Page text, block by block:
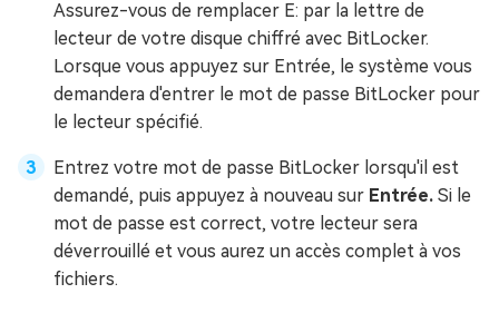
Assurez-vous de remplacer E: par la lettre de
lecteur de votre disque chiffré avec BitLocker.
Lorsque vous appuyez sur Entrée, le système vous
demandera d'entrer le mot de passe BitLocker pour
le lecteur spécifié.
Entrez votre mot de passe BitLocker lorsqu'il est
demandé, puis appuyez à nouveau sur Entrée. Si le
mot de passe est correct, votre lecteur sera
déverrouillé et vous aurez un accès complet à vos
fichiers.